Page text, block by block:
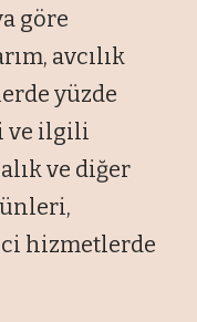
göre
avcılık
yüzde
ve ilgili
ve diğer
hizmetlerde